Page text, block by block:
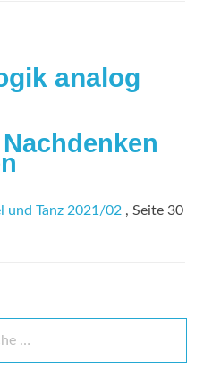
analog
und Tanz 2021/02 , Seite 30